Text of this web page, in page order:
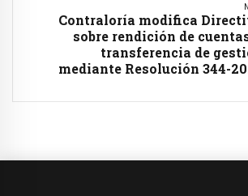
Contraloría modifica
sobre rendición de
transferencia de
mediante Resolución 344-